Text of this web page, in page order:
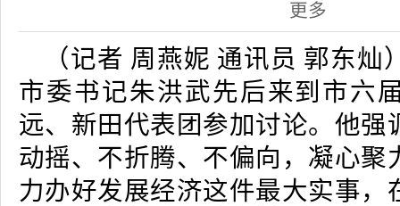
更多
（记者 周燕妮 通讯员 郭东灿
市委书记朱洪武先后来到市六
远、新田代表团参加讨论。他强
动摇、不折腾、不偏向，凝心聚
力办好发展经济这件最大实事，